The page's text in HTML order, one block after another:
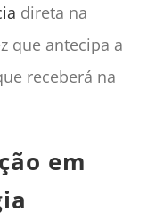
direta na
que antecipa a
receberá na
em